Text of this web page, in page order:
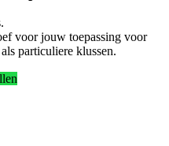
voor jouw toepassing voor
particuliere klussen.